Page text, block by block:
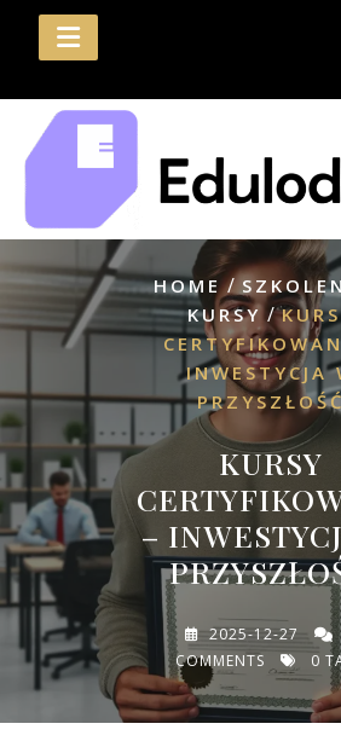
Skip
HOME/
KURSY /
INWESTYCJA
KURSY
–
2025-12-27
COMMENTS
0